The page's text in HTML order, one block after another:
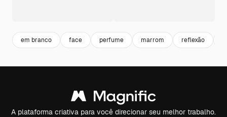
em branco face perfume marrom reflexão
A plataforma criativa para você direcionar seu melhor trabalho.